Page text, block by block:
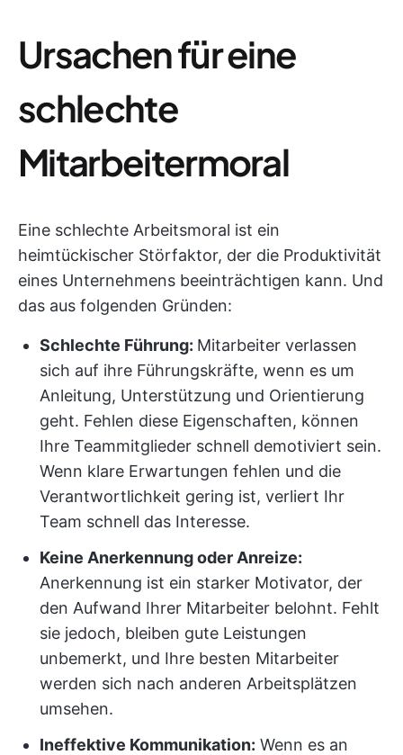
Ursachen für eine
schlechte
Mitarbeitermoral
Eine schlechte Arbeitsmoral ist ein
heimtückischer Störfaktor, der die Produktivität
eines Unternehmens beeinträchtigen kann. Und
das aus folgenden Gründen:
Schlechte Führung: Mitarbeiter verlassen
sich auf ihre Führungskräfte, wenn es um
Anleitung, Unterstützung und Orientierung
geht. Fehlen diese Eigenschaften, können
Ihre Teammitglieder schnell demotiviert sein.
Wenn klare Erwartungen fehlen und die
Verantwortlichkeit gering ist, verliert Ihr
Team schnell das Interesse.
Keine Anerkennung oder Anreize:
Anerkennung ist ein starker Motivator, der
den Aufwand Ihrer Mitarbeiter belohnt. Fehlt
sie jedoch, bleiben gute Leistungen
unbemerkt, und Ihre besten Mitarbeiter
werden sich nach anderen Arbeitsplätzen
umsehen.
Ineffektive Kommunikation: Wenn es an